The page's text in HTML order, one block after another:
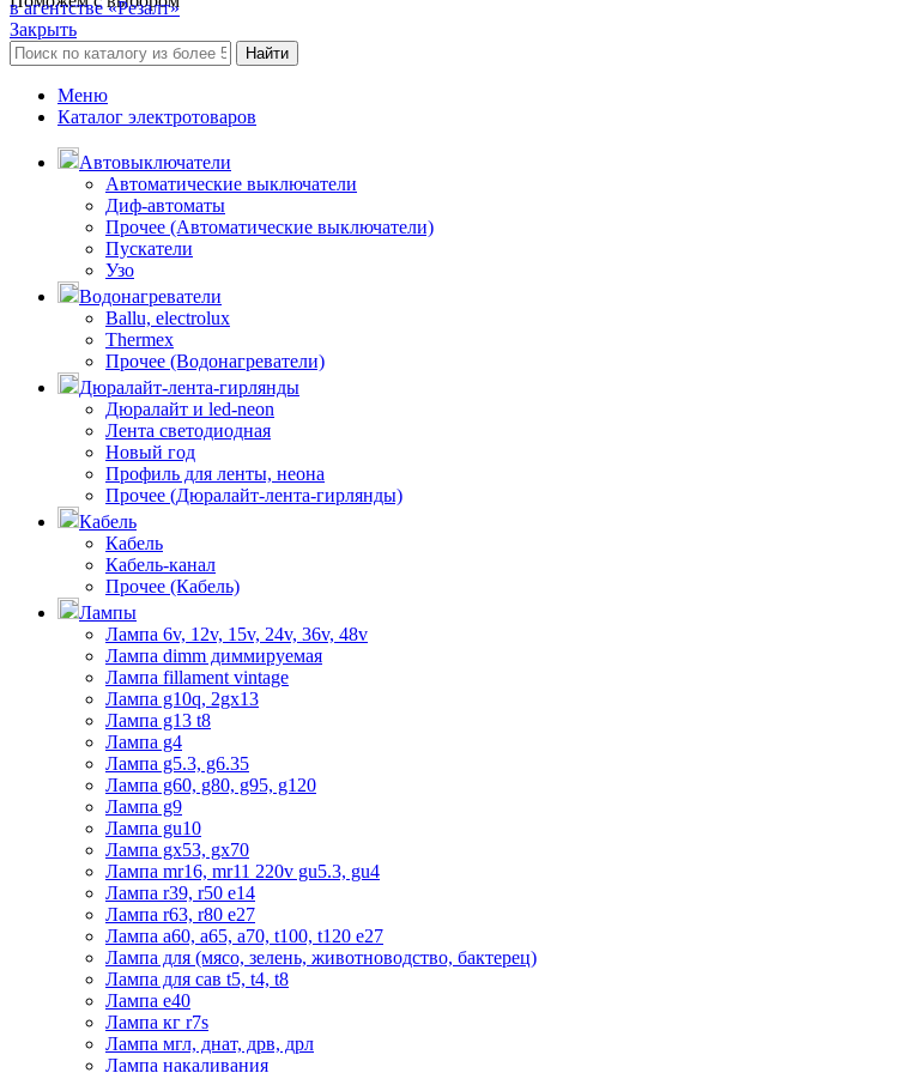
в агентстве «Резалт»
Закрыть
Найти
Меню
Каталог электротоваров
Автовыключатели
Автоматические выключатели
Диф-автоматы
Прочее (Автоматические выключатели)
Пускатели
Узо
Водонагреватели
Ballu, electrolux
Thermex
Прочее (Водонагреватели)
Дюралайт-лента-гирлянды
Дюралайт и led-neon
Лента светодиодная
Новый год
Профиль для ленты, неона
Прочее (Дюралайт-лента-гирлянды)
Кабель
Кабель
Кабель-канал
Прочее (Кабель)
Лампы
Лампа 6v, 12v, 15v, 24v, 36v, 48v
Лампа dimm диммируемая
Лампа fillament vintage
Лампа g10q, 2gx13
Лампа g13 t8
Лампа g4
Лампа g5.3, g6.35
Лампа g60, g80, g95, g120
Лампа g9
Лампа gu10
Лампа gx53, gx70
Лампа mr16, mr11 220v gu5.3, gu4
Лампа r39, r50 е14
Лампа r63, r80 е27
Лампа а60, а65, а70, t100, t120 е27
Лампа для (мясо, зелень, животноводство, бактерец)
Лампа для сав t5, t4, t8
Лампа е40
Лампа кг r7s
Лампа мгл, днат, дрв, дрл
Лампа накаливания